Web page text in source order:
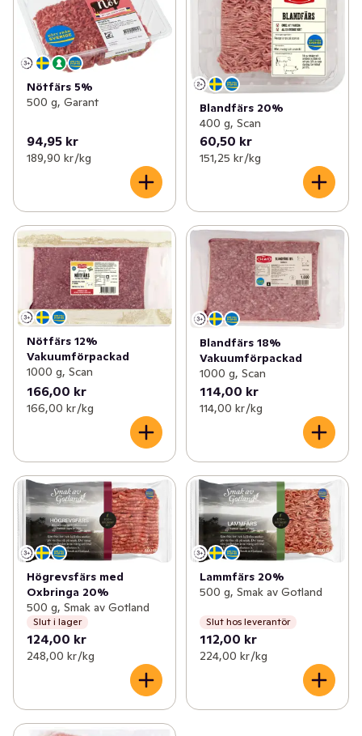
Nötfärs 5%
500 g, Garant
94,95 kr
189,90 kr /kg
Blandfärs 20%
400 g, Scan
60,50 kr
151,25 kr /kg
Nötfärs 12%
Vakuumförpackad
1000 g, Scan
166,00 kr
166,00 kr /kg
Blandfärs 18%
Vakuumförpackad
1000 g, Scan
114,00 kr
114,00 kr /kg
Högrevsfärs med
Oxbringa 20%
500 g, Smak av Gotland
Slut i lager
124,00 kr
248,00 kr /kg
Lammfärs 20%
500 g, Smak av Gotland
Slut hos leverantör
112,00 kr
224,00 kr /kg